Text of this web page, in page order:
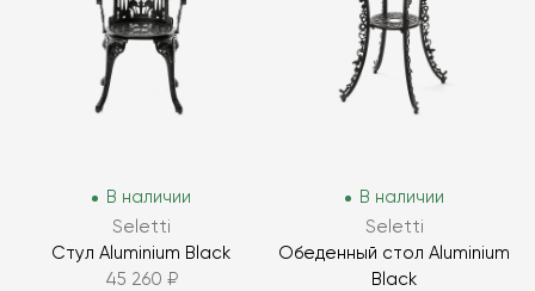
В наличии
Seletti
Стул Aluminium Black
45 260 ₽
В наличии
Seletti
Обеденный стол Aluminium
Black